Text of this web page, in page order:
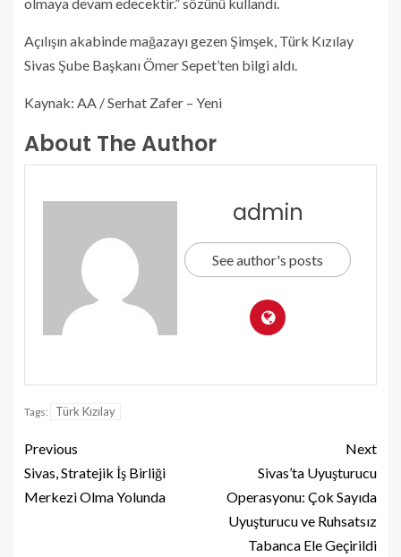
Açılışın akabinde mağazayı gezen Şimşek, Türk Kızılay
Sivas Şube Başkanı Ömer Sepet’ten bilgi aldı.
Kaynak: AA / Serhat Zafer – Yeni
About The Author
admin
See author's posts
Tags: Türk Kızılay
Previous
Sivas, Stratejik İş Birliği
Merkezi Olma Yolunda
Next
Sivas’ta Uyuşturucu
Operasyonu: Çok Sayıda
Uyuşturucu ve Ruhsatsız
Tabanca Ele Geçirildi